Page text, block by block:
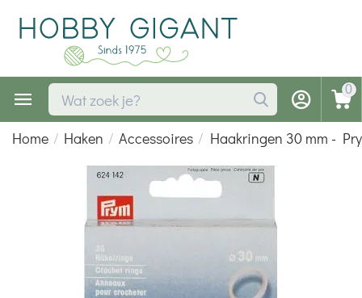
0
Home / Haken / Accessoires / Haakringen 30 mm -